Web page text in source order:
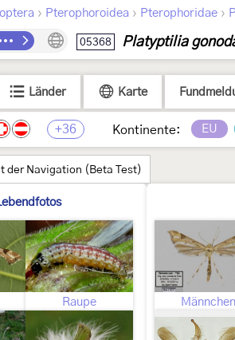
› Pterophoroidea › Pterophoridae ›
05368 Platyptilia
Länder Karte
+36 Kontinente: EU
der Navigation (Beta Test)
Raupe Männchen